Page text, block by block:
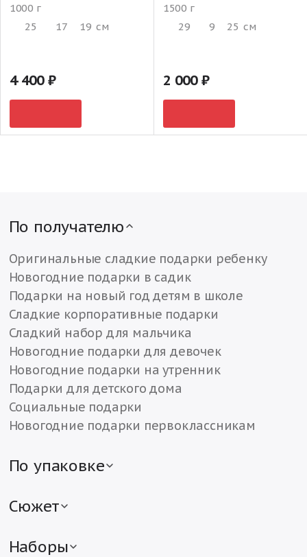
1000 г
25
17 19 см
4 400
1500 г
29
9 25 см
2 000
По получателю
Оригинальные сладкие подарки ребенку
Новогодние подарки в садик
Подарки на новый год детям в школе
Сладкие корпоративные подарки
Сладкий набор для мальчика
Новогодние подарки для девочек
Новогодние подарки на утренник
Подарки для детского дома
Социальные подарки
Новогодние подарки первоклассникам
По упаковке
Детские подарки в картонной упаковке
Сладкие подарки в различной упаковке
Сюжет
Мягкие сладкие подарки с игрушкой
Наборы